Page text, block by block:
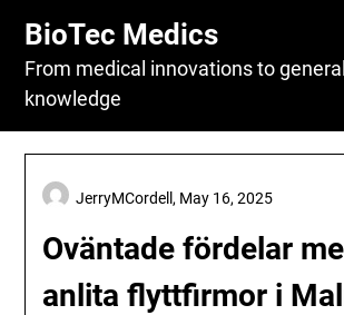
content
BioTec Medics
From medical innovations to general
knowledge
Oväntade fördelar
anlita flyttfirmor i
JerryMCordell, May 16, 2025